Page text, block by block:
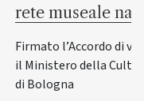
rete museale
Firmato l’Accordo di
il Ministero della
di Bologna